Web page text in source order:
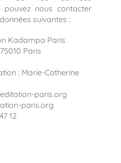
pouvez nous contacter
suivantes :
Kadampa Paris
Paris
: Marie-Catherine
paris.org
paris.org
12